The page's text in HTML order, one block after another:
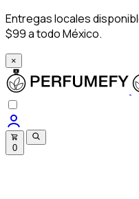
Entregas locales
$99 a todo México.
×
0